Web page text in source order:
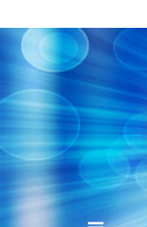
to
content